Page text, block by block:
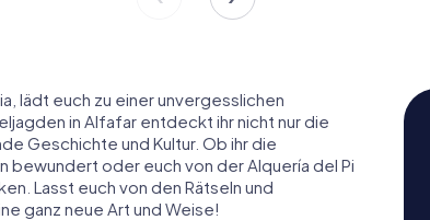
lädt euch zu einer unvergesslichen
in Alfafar entdeckt ihr nicht nur die
Geschichte und Kultur. Ob ihr die
bewundert oder euch von der Alquería del Pi
Lasst euch von den Rätseln und
ganz neue Art und Weise!